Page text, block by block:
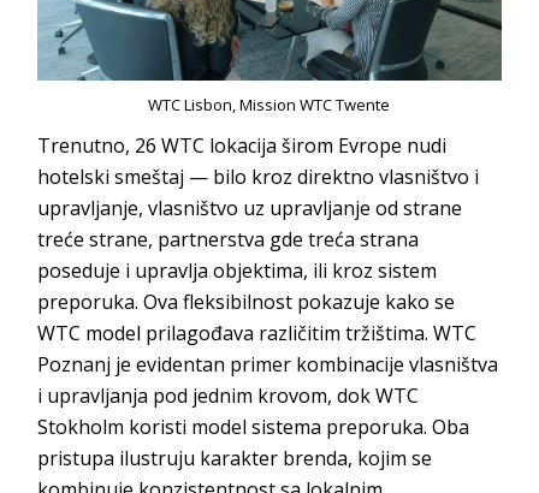
WTC Lisbon, Mission WTC Twente
Trenutno, 26 WTC lokacija širom Evrope nudi
hotelski smeštaj — bilo kroz direktno vlasništvo i
upravljanje, vlasništvo uz upravljanje od strane
treće strane, partnerstva gde treća strana
poseduje i upravlja objektima, ili kroz sistem
preporuka. Ova fleksibilnost pokazuje kako se
WTC model prilagođava različitim tržištima. WTC
Poznanj je evidentan primer kombinacije vlasništva
i upravljanja pod jednim krovom, dok WTC
Stokholm koristi model sistema preporuka. Oba
pristupa ilustruju karakter brenda, kojim se